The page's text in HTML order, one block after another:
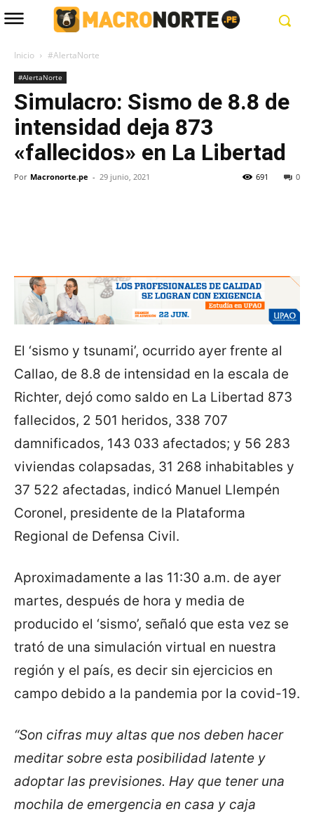
Inicio #AlertaNorte
#AlertaNorte
Simulacro: Sismo de 8.8 de
intensidad deja 873
«fallecidos» en La Libertad
Por Macronorte.pe - 29 junio, 2021 0
691
El ‘sismo y tsunami’, ocurrido ayer frente al
Callao, de 8.8 de intensidad en la escala de
Richter, dejó como saldo en La Libertad 873
fallecidos, 2 501 heridos, 338 707
damnificados, 143 033 afectados; y 56 283
viviendas colapsadas, 31 268 inhabitables y
37 522 afectadas, indicó Manuel Llempén
Coronel, presidente de la Plataforma
Regional de Defensa Civil.
Aproximadamente a las 11:30 a.m. de ayer
martes, después de hora y media de
producido el ‘sismo’, señaló que esta vez se
trató de una simulación virtual en nuestra
región y el país, es decir sin ejercicios en
campo debido a la pandemia por la covid-19.
“Son cifras muy altas que nos deben hacer
meditar sobre esta posibilidad latente y
adoptar las previsiones. Hay que tener una
mochila de emergencia en casa y caja